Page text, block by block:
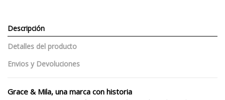
Descripción
Detalles del producto
Envios y Devoluciones
Grace & Mila, una marca con historia